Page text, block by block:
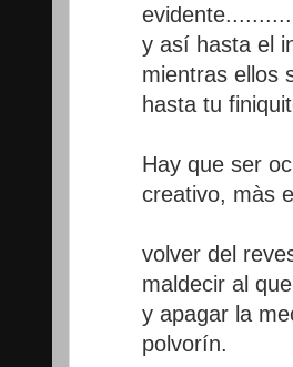
y así hasta el
mientras ellos
hasta tu
Hay que ser
creativo, màs
volver del
maldecir al
y apagar la
polvorín.